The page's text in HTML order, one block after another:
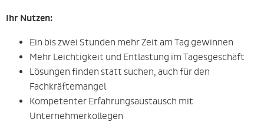
Ihr Nutzen:
Ein bis zwei Stunden mehr Zeit am Tag gewinnen
Mehr Leichtigkeit und Entlastung im Tagesgeschäft
Lösungen finden statt suchen, auch für den
Fachkräftemangel
Kompetenter Erfahrungsaustausch mit
Unternehmerkollegen